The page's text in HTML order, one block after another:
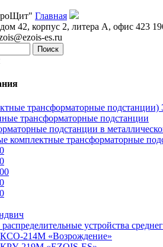
Главная
42, корпус 2, литера А, офис 423
es.ru
Поиск
трансформаторные
трансформаторные подстанции
подстанции в
комплектные трансформаторные
устройства
214М «Возрождение»